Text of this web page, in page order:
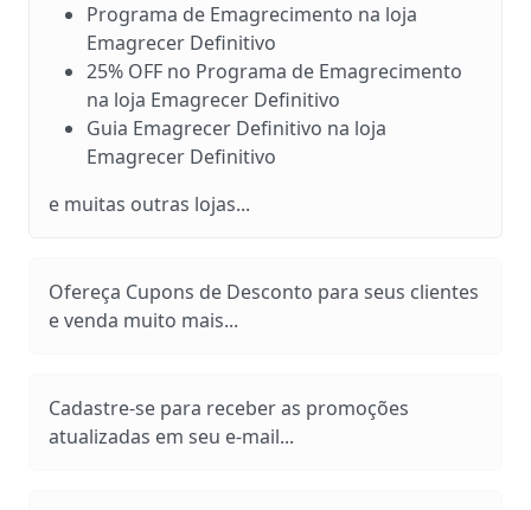
Programa de Emagrecimento na loja
Emagrecer Definitivo
25% OFF no Programa de Emagrecimento
na loja Emagrecer Definitivo
Guia Emagrecer Definitivo na loja
Emagrecer Definitivo
e muitas outras lojas...
Ofereça Cupons de Desconto para seus clientes
e venda muito mais...
Cadastre-se para receber as promoções
atualizadas em seu e-mail...